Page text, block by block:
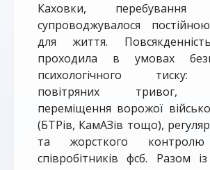
Каховки,
супроводжувалося
для життя.
проходила в умовах
психологічного тиску:
повітряних тривог,
переміщення ворожої
(БТРів, КамАЗів тощо),
та жорсткого
співробітників фсб. Разом